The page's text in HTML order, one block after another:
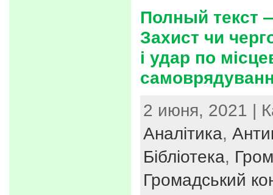
Полный текст
Захист чи
і удар по
2 июня, 2021 |
Аналітика,
Бібліотека,
Громадський